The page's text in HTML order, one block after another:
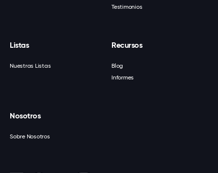
Testimonios
Listas
Nuestras Listas
Recursos
Blog
Informes
Nosotros
Sobre Nosotros